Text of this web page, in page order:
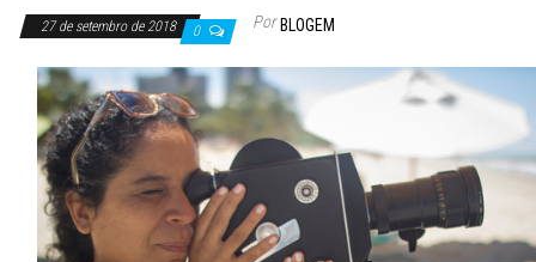
27 de setembro de 2018 0 Por BLOGEM